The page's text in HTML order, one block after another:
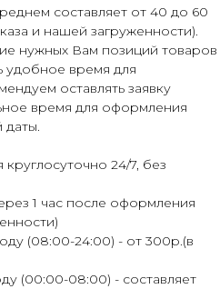
составляет от 40 до 60
и нашей загруженности).
нужных Вам позиций товаров
удобное время для
оставлять заявку
время для оформления
даты.
24/7, без
1 час после оформления
(08:00-24:00) - от 300р.(в
(00:00-08:00) - составляет